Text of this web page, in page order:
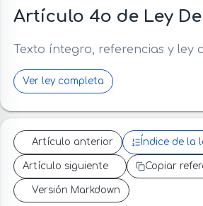
Artículo 4o de Ley
Texto íntegro, referencias y ley
Ver ley completa
Artículo anterior Índice de la
Artículo siguiente Copiar
Versión Markdown